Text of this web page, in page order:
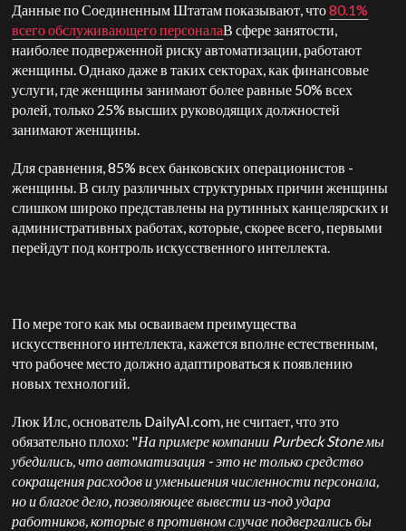
Данные по Соединенным Штатам показывают, что80.1%
всего обслуживающего персоналаВ сфере занятости,
наиболее подверженной риску автоматизации, работают
женщины. Однако даже в таких секторах, как финансовые
услуги, где женщины занимают более равные 50% всех
ролей, только 25% высших руководящих должностей
занимают женщины.
Для сравнения, 85% всех банковских операционистов -
женщины. В силу различных структурных причин женщины
слишком широко представлены на рутинных канцелярских и
административных работах, которые, скорее всего, первыми
перейдут под контроль искусственного интеллекта.
По мере того как мы осваиваем преимущества
искусственного интеллекта, кажется вполне естественным,
что рабочее место должно адаптироваться к появлению
новых технологий.
Люк Илс, основатель DailyAI.com, не считает, что это
обязательно плохо: "На примере компании Purbeck Stone мы
убедились, что автоматизация - это не только средство
сокращения расходов и уменьшения численности персонала,
но и благое дело, позволяющее вывести из-под удара
работников, которые в противном случае подвергались бы